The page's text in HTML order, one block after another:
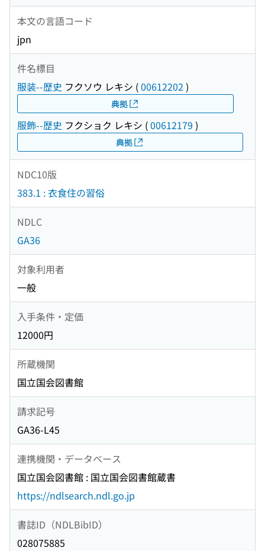
本文の言語コード
jpn
件名標目
服装--歴史 フクソウ レキシ (00612202 )
典拠
服飾--歴史 フクショク レキシ (00612179 )
典拠
NDC10版
383.1 : 衣食住の習俗
NDLC
GA36
対象利用者
一般
入手条件・定価
12000円
所蔵機関
国立国会図書館
請求記号
GA36-L45
連携機関・データベース
国立国会図書館 : 国立国会図書館蔵書
https://ndlsearch.ndl.go.jp
書誌ID（NDLBibID）
028075885